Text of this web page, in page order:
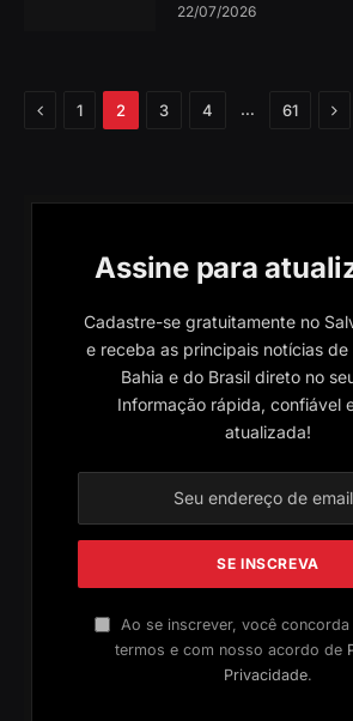
22/07/2026
Anterior
1 2 3 4 … 61
Assine para
Cadastre-se gratuitamente no
e receba as principais notícias de
Bahia e do Brasil direto no
Informação rápida, confiável
atualizada!
Ao se inscrever, você
termos e com nosso acordo de
Privacidade.